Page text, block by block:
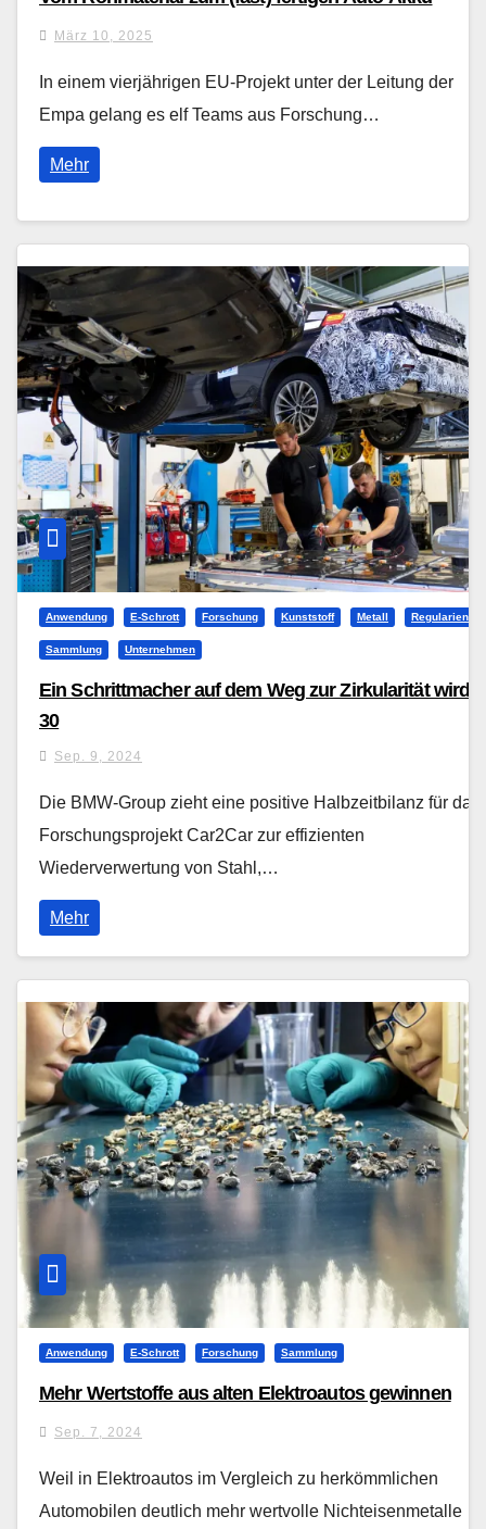
März 10, 2025
In einem vierjährigen EU-Projekt unter der Leitung der
Empa gelang es elf Teams aus Forschung…
Mehr
Anwendung E-Schrott Forschung Kunststoff Metall Regularien
Sammlung Unternehmen
Ein Schrittmacher auf dem Weg zur Zirkularität wird
30
Sep. 9, 2024
Die BMW-Group zieht eine positive Halbzeitbilanz für das
Forschungsprojekt Car2Car zur effizienten
Wiederverwertung von Stahl,…
Mehr
Anwendung E-Schrott Forschung Sammlung
Mehr Wertstoffe aus alten Elektroautos gewinnen
Sep. 7, 2024
Weil in Elektroautos im Vergleich zu herkömmlichen
Automobilen deutlich mehr wertvolle Nichteisenmetalle